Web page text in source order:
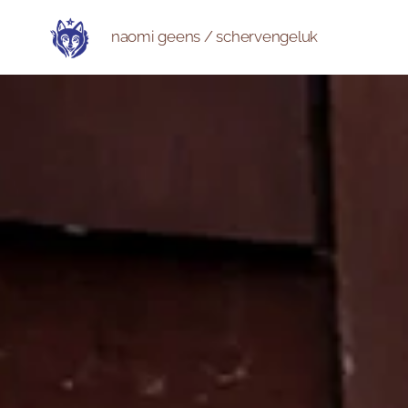
naomi geens / schervengeluk